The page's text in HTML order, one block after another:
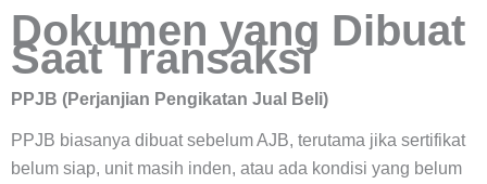
Dokumen yang Dibuat
Saat Transaksi
PPJB (Perjanjian Pengikatan Jual Beli)
PPJB biasanya dibuat sebelum AJB, terutama jika sertifikat
belum siap, unit masih inden, atau ada kondisi yang belum